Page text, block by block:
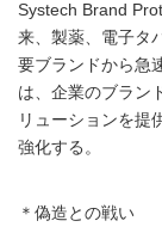
Systech Brand
来、製薬、電子タ
要ブランドから急
は、企業のブラン
リューションを提
強化する。
＊偽造との戦い